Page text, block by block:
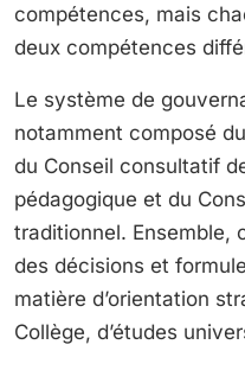
compétences, mais
deux compétences
Le système de
notamment composé
du Conseil consultatif
pédagogique et du
traditionnel. Ensemble,
des décisions et
matière d’orientation
Collège, d’études